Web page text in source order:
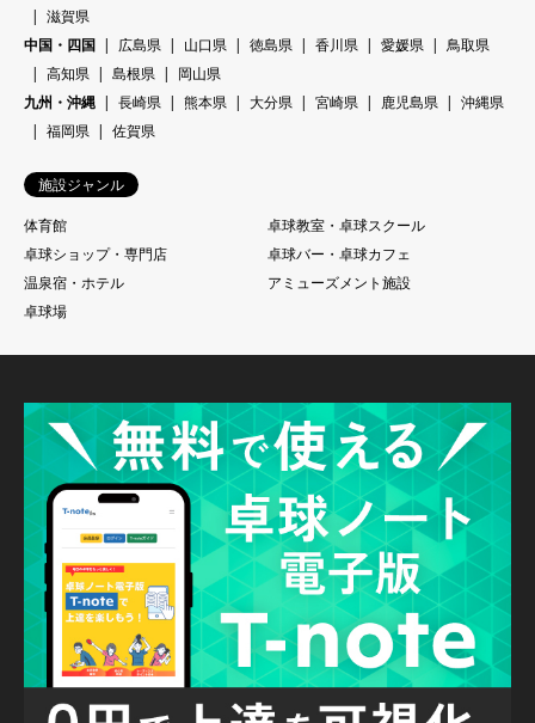
滋賀県
中国・四国
広島県 山口県 徳島県 香川県 愛媛県
鳥取県
高知県
島根県
岡山県
九州・沖縄
長崎県 熊本県 大分県 宮崎県 鹿児島県
沖縄県
福岡県
佐賀県
施設ジャンル
体育館
卓球教室・卓球スクール
卓球ショップ・専門店
卓球バー・卓球カフェ
温泉宿・ホテル
アミューズメント施設
卓球場